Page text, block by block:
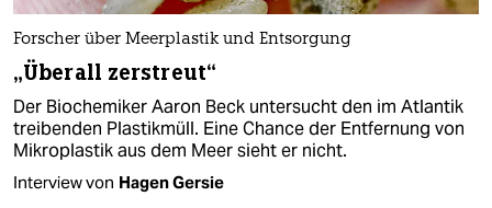
Forscher über Meerplastik und Entsorgung
„Überall zerstreut“
Der Biochemiker Aaron Beck untersucht den im Atlantik
treibenden Plastikmüll. Eine Chance der Entfernung von
Mikroplastik aus dem Meer sieht er nicht.
Interview von Hagen Gersie